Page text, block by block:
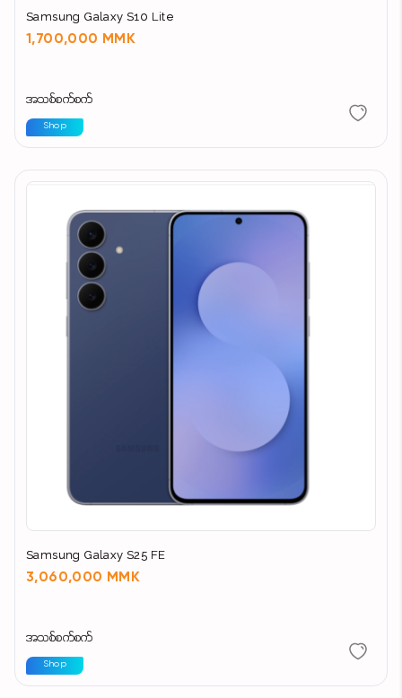
Samsung Galaxy S10 Lite
1,700,000 MMK
အသစ်စက်စက်
Shop
Samsung Galaxy S25 FE
3,060,000 MMK
အသစ်စက်စက်
Shop